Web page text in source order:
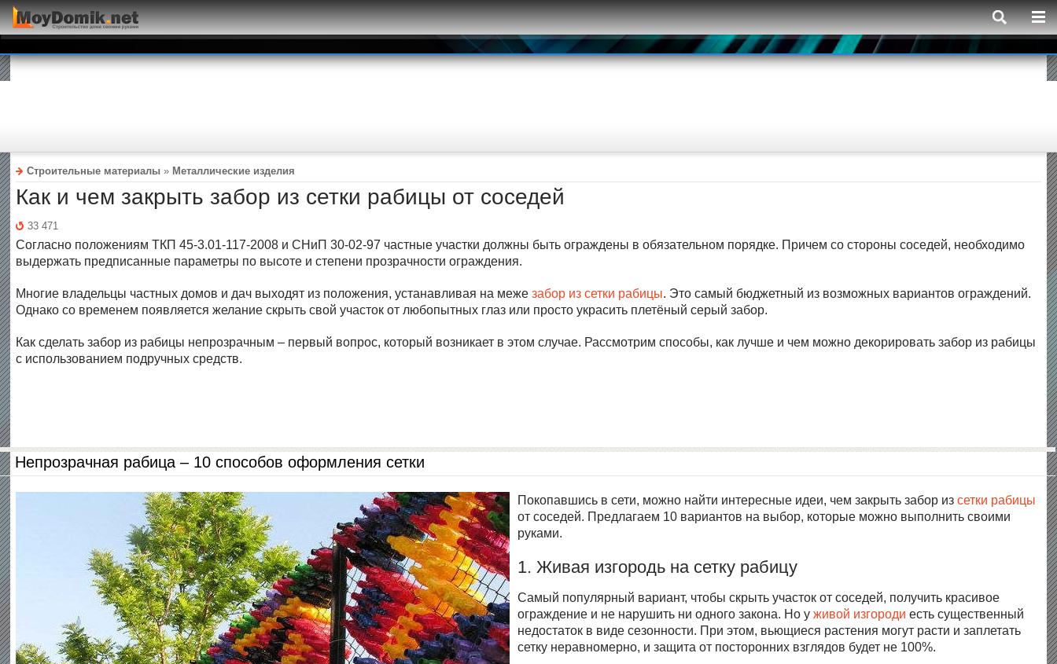
Строительные материалы » Металлические изделия
Как и чем закрыть забор из сетки рабицы от соседей
33 471
Согласно положениям ТКП 45-3.01-117-2008 и СНиП 30-02-97 частные участки должны быть ограждены в обязательном порядке. Причем со стороны соседей, необходимо
выдержать предписанные параметры по высоте и степени прозрачности ограждения.
Многие владельцы частных домов и дач выходят из положения, устанавливая на меже забор из сетки рабицы. Это самый бюджетный из возможных вариантов ограждений.
Однако со временем появляется желание скрыть свой участок от любопытных глаз или просто украсить плетёный серый забор.
Как сделать забор из рабицы непрозрачным – первый вопрос, который возникает в этом случае. Рассмотрим способы, как лучше и чем можно декорировать забор из рабицы
с использованием подручных средств.
Непрозрачная рабица – 10 способов оформления сетки
Покопавшись в сети, можно найти интересные идеи, чем закрыть забор из сетки рабицы
от соседей. Предлагаем 10 вариантов на выбор, которые можно выполнить своими
руками.
1. Живая изгородь на сетку рабицу
Самый популярный вариант, чтобы скрыть участок от соседей, получить красивое
ограждение и не нарушить ни одного закона. Но у живой изгороди есть существенный
недостаток в виде сезонности. При этом, вьющиеся растения могут расти и заплетать
сетку неравномерно, и защита от посторонних взглядов будет не 100%.